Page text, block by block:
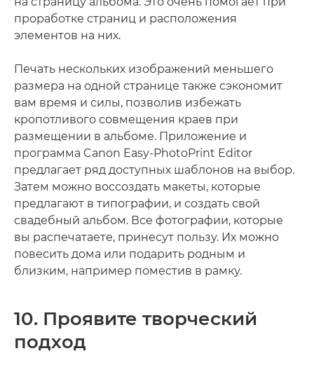
проработке страниц и расположения
элементов на них.
Печать нескольких изображений меньшего
размера на одной странице также сэкономит
вам время и силы, позволив избежать
кропотливого совмещения краев при
размещении в альбоме. Приложение и
программа Canon Easy-PhotoPrint Editor
предлагает ряд доступных шаблонов на выбор.
Затем можно воссоздать макеты, которые
предлагают в типографии, и создать свой
свадебный альбом. Все фотографии, которые
вы распечатаете, принесут пользу. Их можно
повесить дома или подарить родным и
близким, например поместив в рамку.
10. Проявите творческий
подход